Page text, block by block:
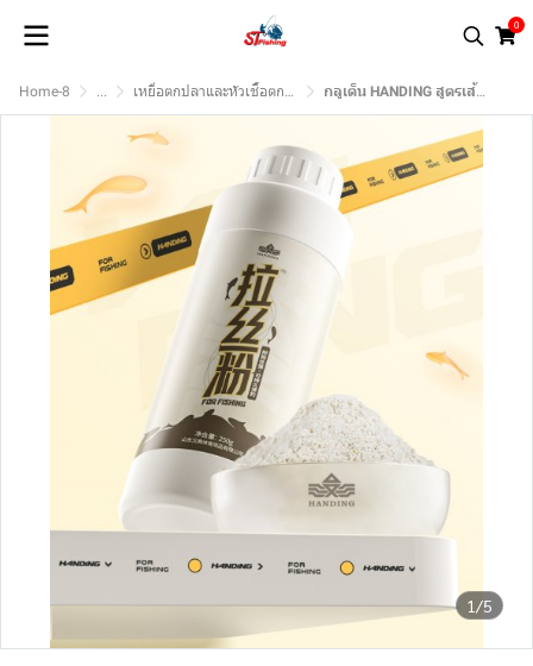
0
Home-8 ... เหยื่อตกปลาและหัวเชื้อตกปลา. กลูเต็น HANDING สูตรเส้นใย (สูตรเส้นใยธรรมชาติ มีกลิ่นหอมอ่อน)
1/5